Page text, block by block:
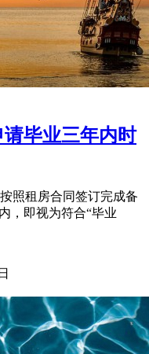
毕业三年内时
照租房合同签订完成备
，即视为符合“毕业